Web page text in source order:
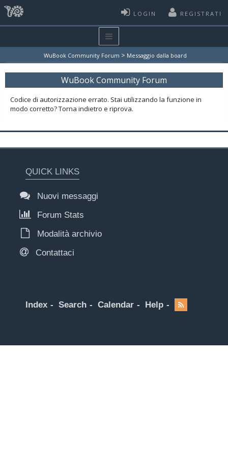
LOGIN REGISTRATI
WuBook Community Forum > Messaggio dalla board
WuBook Community Forum
Codice di autorizzazione errato. Stai utilizzando la funzione in
modo corretto? Torna indietro e riprova.
QUICK LINKS
Nuovi messaggi
Forum Stats
Modalità archivio
Contattaci
Index Search Calendar Help